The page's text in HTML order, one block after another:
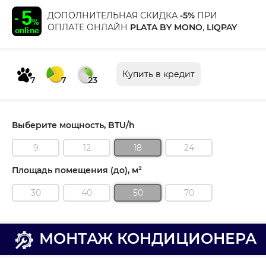
ДОПОЛНИТЕЛЬНАЯ СКИДКА -5% ПРИ
ОПЛАТЕ ОНЛАЙН PLATA BY MONO, LIQPAY
7 7 23
Купить в кредит
Выберите мощность, BTU/h
9 12 18 24
Площадь помещения (до), м²
30 40 50 70
МОНТАЖ КОНДИЦИОНЕРА